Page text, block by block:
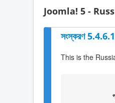
Joomla! 5 -
সংস্করণ 5.4.6.1
This is the